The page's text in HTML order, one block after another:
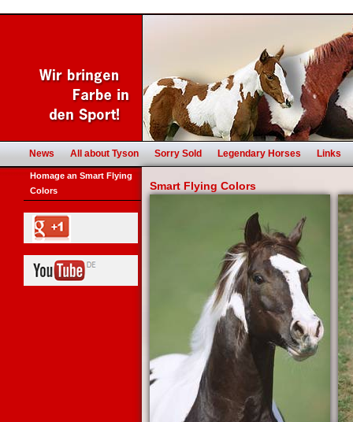
News All about Tyson Sorry Sold Legendary Horses Links
Homage an Smart Flying
Colors
Smart Flying Colors